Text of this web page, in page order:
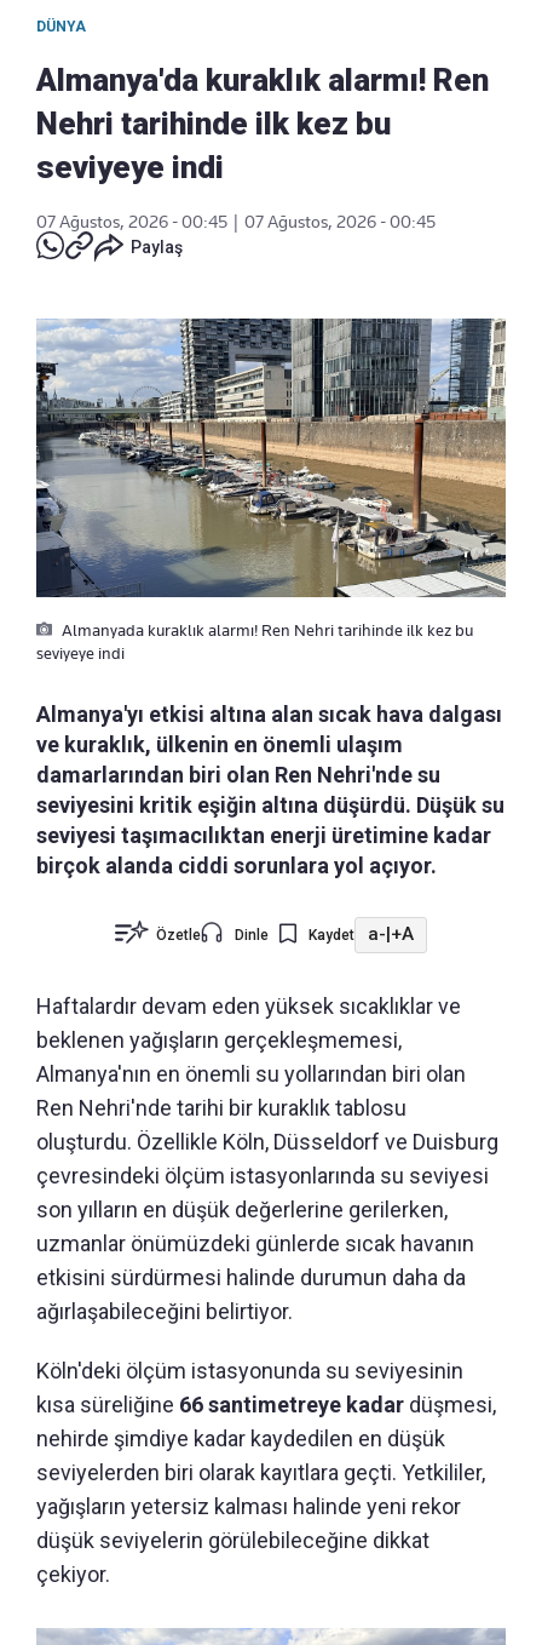
DÜNYA
Almanya'da kuraklık alarmı! Ren
Nehri tarihinde ilk kez bu
seviyeye indi
07 Ağustos, 2026 - 00:45
07 Ağustos, 2026 - 00:45
Paylaş
Almanyada kuraklık alarmı! Ren Nehri tarihinde ilk kez bu
seviyeye indi
Almanya'yı etkisi altına alan sıcak hava dalgası
ve kuraklık, ülkenin en önemli ulaşım
damarlarından biri olan Ren Nehri'nde su
seviyesini kritik eşiğin altına düşürdü. Düşük su
seviyesi taşımacılıktan enerji üretimine kadar
birçok alanda ciddi sorunlara yol açıyor.
Özetle Dinle Kaydet a- +A
Haftalardır devam eden yüksek sıcaklıklar ve
beklenen yağışların gerçekleşmemesi,
Almanya'nın en önemli su yollarından biri olan
Ren Nehri'nde tarihi bir kuraklık tablosu
oluşturdu. Özellikle Köln, Düsseldorf ve Duisburg
çevresindeki ölçüm istasyonlarında su seviyesi
son yılların en düşük değerlerine gerilerken,
uzmanlar önümüzdeki günlerde sıcak havanın
etkisini sürdürmesi halinde durumun daha da
ağırlaşabileceğini belirtiyor.
Köln'deki ölçüm istasyonunda su seviyesinin
kısa süreliğine 66 santimetreye kadar düşmesi,
nehirde şimdiye kadar kaydedilen en düşük
seviyelerden biri olarak kayıtlara geçti. Yetkililer,
yağışların yetersiz kalması halinde yeni rekor
düşük seviyelerin görülebileceğine dikkat
çekiyor.